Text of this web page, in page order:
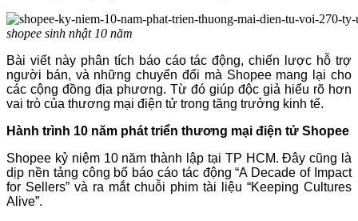
shopee sinh nhật 10 năm
Bài viết này phân tích báo cáo tác động, chiến lược hỗ trợ
người bán, và những chuyển đổi mà Shopee mang lại cho
các cộng đồng địa phương. Từ đó giúp độc giả hiểu rõ hơn
vai trò của thương mại điện tử trong tăng trưởng kinh tế.
Hành trình 10 năm phát triển thương mại điện tử Shopee
Shopee kỷ niệm 10 năm thành lập tại TP HCM. Đây cũng là
dịp nền tảng công bố báo cáo tác động “A Decade of Impact
for Sellers” và ra mắt chuỗi phim tài liệu “Keeping Cultures
Alive”.